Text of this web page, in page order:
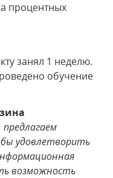
процентных
занял 1 неделю.
обучение
удовлетворить
возможность